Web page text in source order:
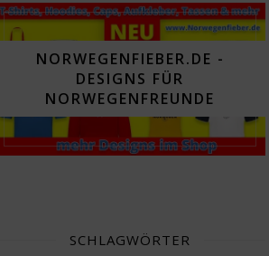
NORWEGENFIEBER.DE -
DESIGNS FÜR
NORWEGENFREUNDE
SCHLAGWÖRTER